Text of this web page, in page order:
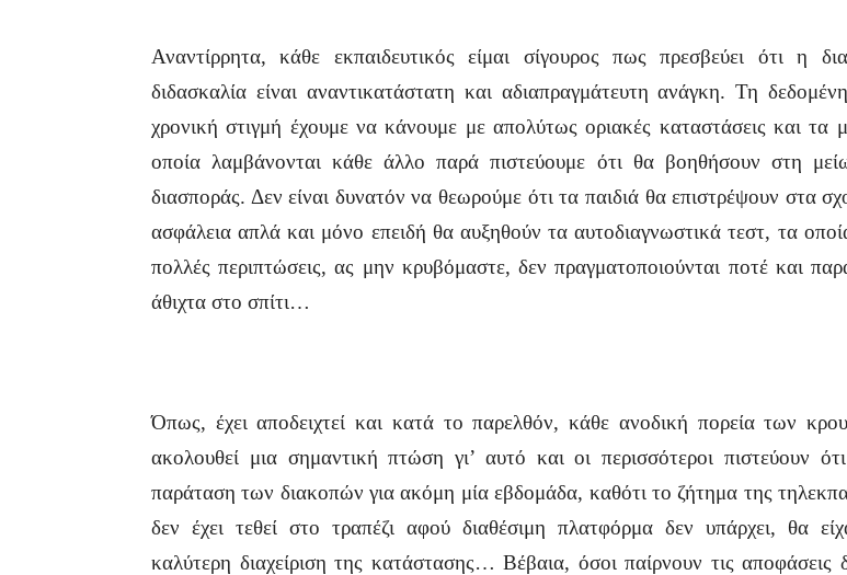
Αναντίρρητα, κάθε εκπαιδευτικός είμαι σίγουρος πως πρεσβεύει ότι η
διδασκαλία είναι αναντικατάστατη και αδιαπραγμάτευτη ανάγκη. Τη
χρονική στιγμή έχουμε να κάνουμε με απολύτως οριακές καταστάσεις και τα
οποία λαμβάνονται κάθε άλλο παρά πιστεύουμε ότι θα βοηθήσουν στη
διασποράς. Δεν είναι δυνατόν να θεωρούμε ότι τα παιδιά θα επιστρέψουν στα
ασφάλεια απλά και μόνο επειδή θα αυξηθούν τα αυτοδιαγνωστικά τεστ, τα
πολλές περιπτώσεις, ας μην κρυβόμαστε, δεν πραγματοποιούνται ποτέ και
άθιχτα στο σπίτι…
Όπως, έχει αποδειχτεί και κατά το παρελθόν, κάθε ανοδική πορεία των
ακολουθεί μια σημαντική πτώση γι’ αυτό και οι περισσότεροι πιστεύουν
παράταση των διακοπών για ακόμη μία εβδομάδα, καθότι το ζήτημα της
δεν έχει τεθεί στο τραπέζι αφού διαθέσιμη πλατφόρμα δεν υπάρχει, θα
καλύτερη διαχείριση της κατάστασης… Βέβαια, όσοι παίρνουν τις αποφάσεις